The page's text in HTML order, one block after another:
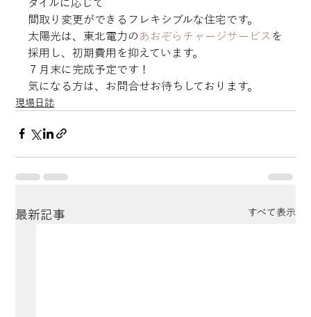
タイルに応じて
間取り変更ができるフレキシブルな住宅です。
太陽光は、東北電力の あおぞらチャージサービス を
採用し、初期費用を抑えています。
７月末に完成予定です！
気になる方は、お問合せお待ちしております。
現場日誌
最新記事 すべて表示